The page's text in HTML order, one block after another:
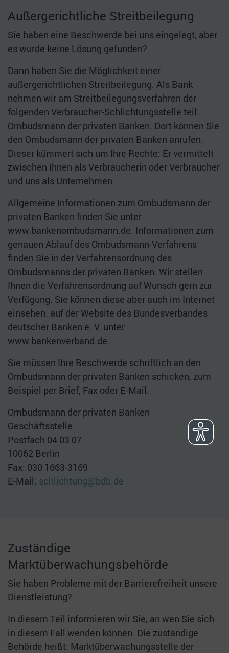
Außergerichtliche Streitbeilegung
Sie haben eine Beschwerde bei uns eingelegt, aber
es wurde keine Lösung gefunden?
Dann haben Sie die Möglichkeit einer
außergerichtlichen Streitbeilegung. Als Bank
nehmen wir am Streitbeilegungsverfahren der
folgenden Verbraucher-Schlichtungsstelle teil:
Ombudsmann der privaten Banken. Dort können Sie
den Ombudsmann der privaten Banken anrufen.
Dieser kümmert sich um Ihre Rechte: Er vermittelt
zwischen Ihnen als Verbraucherin oder Verbraucher
und uns als Unternehmen.
Allgemeine Informationen zum Ombudsmann der
privaten Banken finden Sie unter
www.bankenombudsmann.de. Informationen zum
genauen Ablauf des Ombudsmann-Verfahrens
finden Sie in der Verfahrensordnung des
Ombudsmanns der privaten Banken. Wir stellen
Ihnen die Verfahrensordnung auf Wunsch gern zur
Verfügung. Sie können diese aber auch im Internet
einsehen: auf der Website des Bundesverbandes
deutscher Banken e. V. unter
www.bankenverband.de.
Sie müssen Ihre Beschwerde schriftlich an den
Ombudsmann der privaten Banken schicken, zum
Beispiel per Brief, Fax oder E-Mail.
Ombudsmann der privaten Banken
Geschäftsstelle
Postfach 04 03 07
10062 Berlin
Fax: 030 1663-3169
E-Mail: schlichtung@bdb.de
Zuständige
Marktüberwachungsbehörde
Sie haben Probleme mit der Barrierefreiheit unsere
Dienstleistung?
In diesem Teil informieren wir Sie, an wen Sie sich
in diesem Fall wenden können. Die zuständige
Behörde heißt: Marktüberwachungsstelle der